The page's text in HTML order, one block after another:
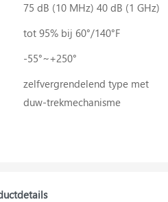
75 dB (10 MHz) 40 dB (1 GHz)
tot 95% bij 60°/140°F
-55°~+250°
zelfvergrendelend type met
duw-trekmechanisme